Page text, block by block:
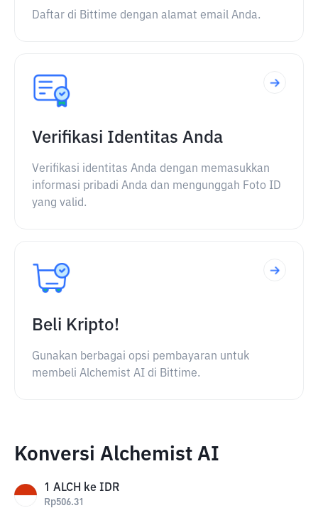
Daftar di Bittime dengan alamat email Anda.
Verifikasi Identitas Anda
Verifikasi identitas Anda dengan memasukkan
informasi pribadi Anda dan mengunggah Foto ID
yang valid.
Beli Kripto!
Gunakan berbagai opsi pembayaran untuk
membeli Alchemist AI di Bittime.
Konversi Alchemist AI
1 ALCH ke IDR
Rp506.31